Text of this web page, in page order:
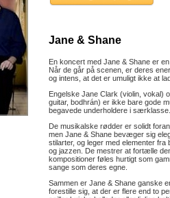
Jane & Shane
En koncert med Jane & Shane er
Når de går på scenen, er deres
og intens, at det er umuligt ikke at
Engelske Jane Clark (violin, vokal)
guitar, bodhrán) er ikke bare gode
begavede underholdere i særklasse.
De musikalske rødder er solidt
men Jane & Shane bevæger sig
stilarter, og leger med elementer
og jazzen. De mestrer at fortælle
kompositioner føles hurtigt som
sange som deres egne.
Sammen er Jane & Shane ganske
forestille sig, at der er flere end to